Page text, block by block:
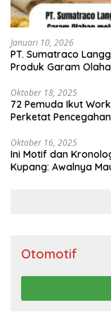
Januari 10, 2026
PT. Sumatraco
Produk Garam
Oktober 18, 2025
72 Pemuda Ikut
Perketat Pencegahan
Oktober 16, 2025
Ini Motif dan
Kupang: Awalnya
Otomotif